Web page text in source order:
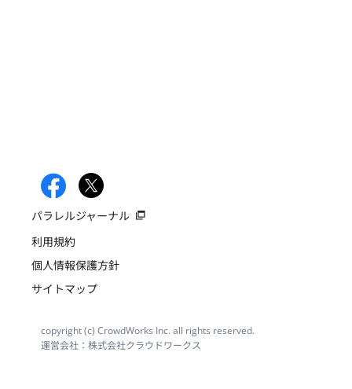
パラレルジャーナル
利用規約
個人情報保護方針
サイトマップ
copyright (c) CrowdWorks Inc. all rights reserved.
運営会社：株式会社クラウドワークス